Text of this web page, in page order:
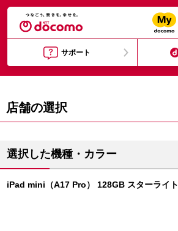
サポート
店舗の選択
選択した機種・カラー
iPad mini（A17 Pro） 128GB スターライト